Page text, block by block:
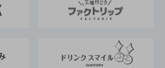
ズ大阪
るサステナビリティ経営